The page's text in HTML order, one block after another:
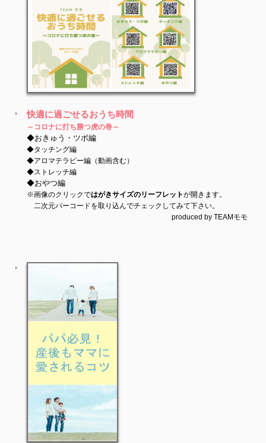
快適に過ごせるおうち時間
～コロナに打ち勝つ虎の巻～
◆おきゅう・ツボ編
◆タッチング編
◆アロマテラピー編（動画含む）
◆ストレッチ編
◆おやつ編
※画像のクリックではがきサイズのリーフレットが開きます。
二次元バーコードを取り込んでチェックしてみて下さい。
produced by TEAMモモ